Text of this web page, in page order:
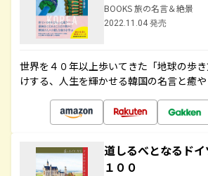
BOOKS 旅の名言＆絶景
2022.11.04 発売
世界を４０年以上歩いてきた「地球の歩
けする、人生を輝かせる韓国の名言と癒
道しるべとなるド
１００